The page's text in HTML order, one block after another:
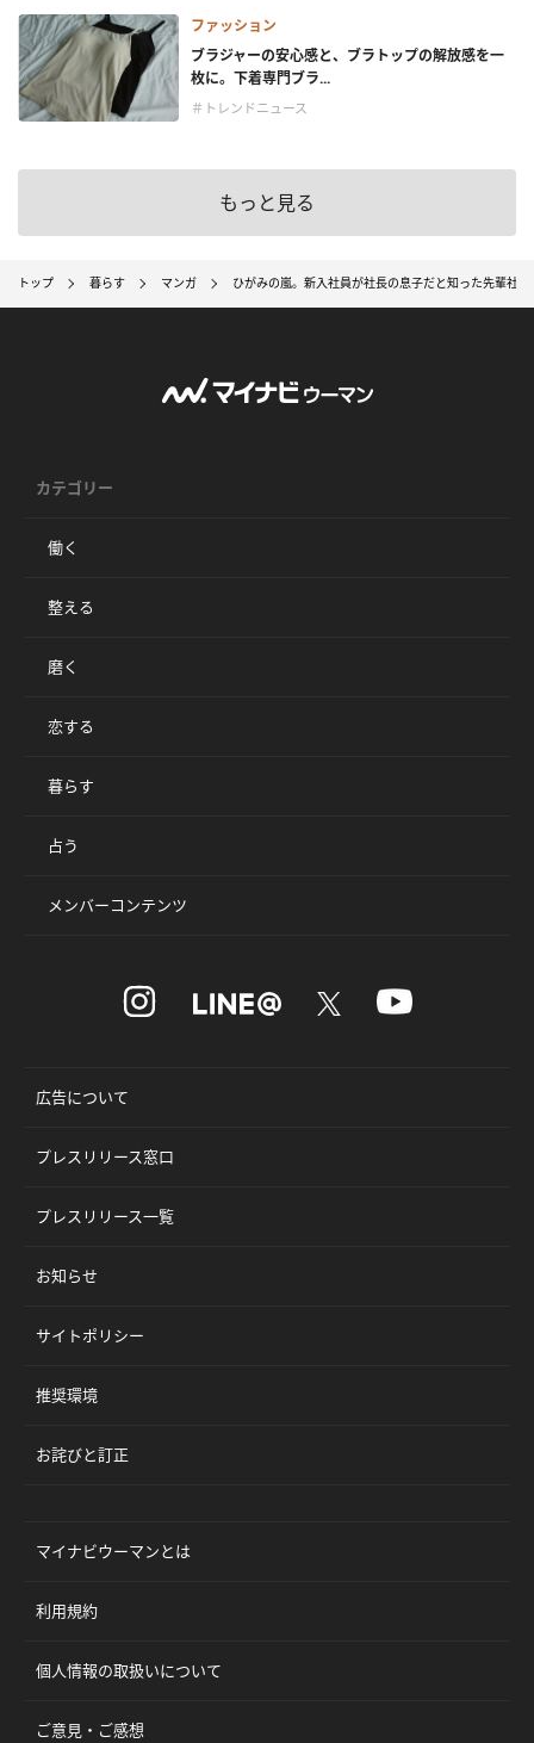
ファッション
ブラジャーの安心感と、ブラトップの解放感を一
枚に。下着専門ブラ...
＃トレンドニュース
もっと見る
トップ 暮らす マンガ ひがみの嵐。新入社員が社長の息子だと知った先輩社
カテゴリー
働く
整える
磨く
恋する
暮らす
占う
メンバーコンテンツ
広告について
プレスリリース窓口
プレスリリース一覧
お知らせ
サイトポリシー
推奨環境
お詫びと訂正
マイナビウーマンとは
利用規約
個人情報の取扱いについて
ご意見・ご感想